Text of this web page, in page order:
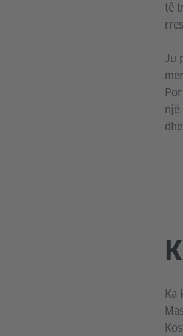
të
Ju
një
Ka